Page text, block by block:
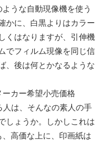
うな自動現像機を使う
かに、白黒よりはカラー
くはなりますが、引伸機
でフィルム現像を同じ信
、後は何とかなるような
カー希望小売価格
は、そんなの素人の手
しょうか。しかしこれは
高価な上に、印画紙は